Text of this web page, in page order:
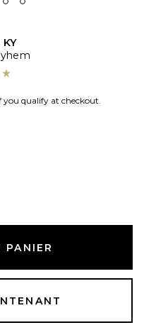
KY
you qualify at checkout.
PANIER